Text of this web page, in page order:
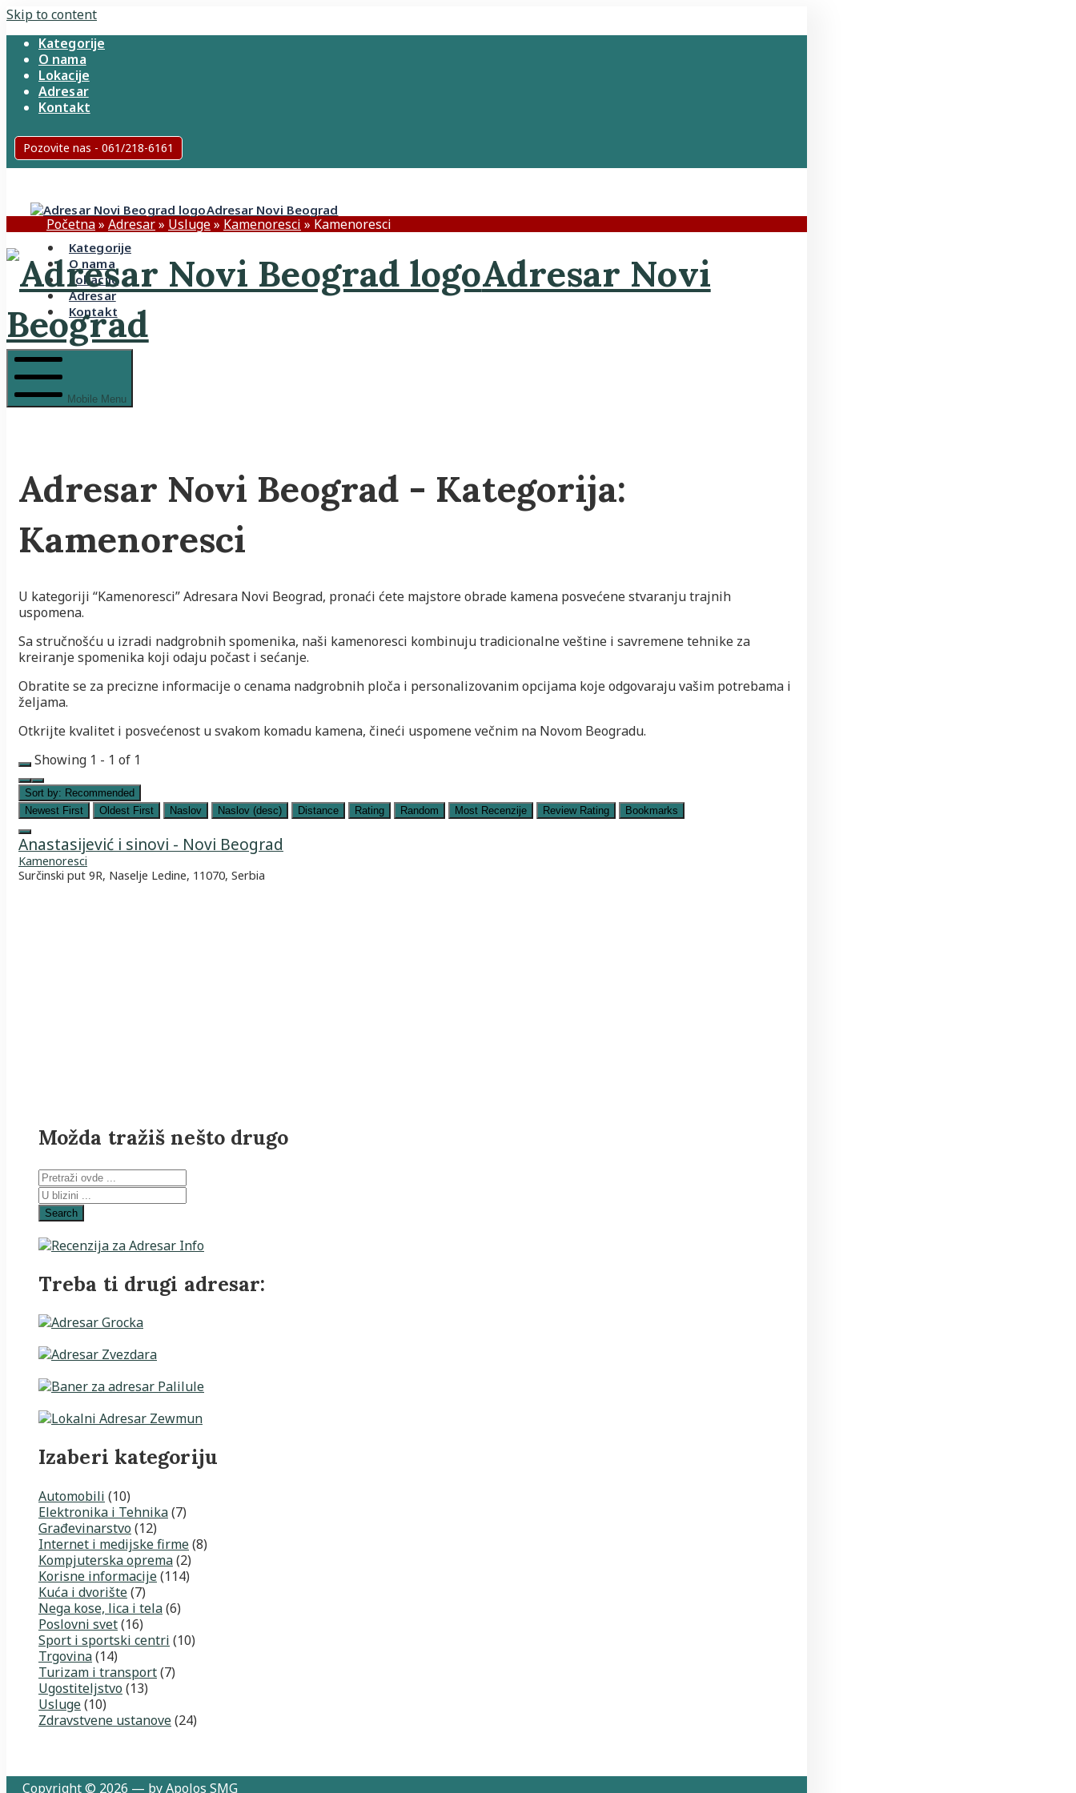
Skip to content
Kategorije
O nama
Lokacije
Adresar
Kontakt
Pozovite nas - 061/218-6161
Adresar Novi Beograd
Kategorije
O nama
Lokacije
Adresar
Kontakt
Početna» Adresar» Usluge» Kamenoresci » Kamenoresci
Adresar Novi
Beograd
Mobile Menu
Adresar Novi Beograd - Kategorija:
Kamenoresci
U kategoriji “Kamenoresci” Adresara Novi Beograd, pronaći ćete majstore obrade kamena posvećene stvaranju trajnih
uspomena.
Sa stručnošću u izradi nadgrobnih spomenika, naši kamenoresci kombinuju tradicionalne veštine i savremene tehnike za
kreiranje spomenika koji odaju počast i sećanje.
Obratite se za precizne informacije o cenama nadgrobnih ploča i personalizovanim opcijama koje odgovaraju vašim potrebama i
željama.
Otkrijte kvalitet i posvećenost u svakom komadu kamena, čineći uspomene večnim na Novom Beogradu.
Showing 1 - 1 of 1
Sort by: Recommended
Newest First
Oldest First Naslov Naslov (desc) Distance Rating Random Most Recenzije Review Rating Bookmarks
Anastasijević i sinovi - Novi Beograd
Kamenoresci
Surčinski put 9R, Naselje Ledine, 11070, Serbia
Možda tražiš nešto drugo
Search
Treba ti drugi adresar:
Izaberi kategoriju
Automobili (10)
Elektronika i Tehnika(7)
Građevinarstvo (12)
Internet i medijske firme(8)
Kompjuterska oprema(2)
Korisne informacije(114)
Kuća i dvorište(7)
Nega kose, lica i tela(6)
Poslovni svet(16)
Sport i sportski centri (10)
Trgovina(14)
Turizam i transport(7)
Ugostiteljstvo (13)
Usluge(10)
Zdravstvene ustanove(24)
Copyright © 2026 — by Apolos SMG